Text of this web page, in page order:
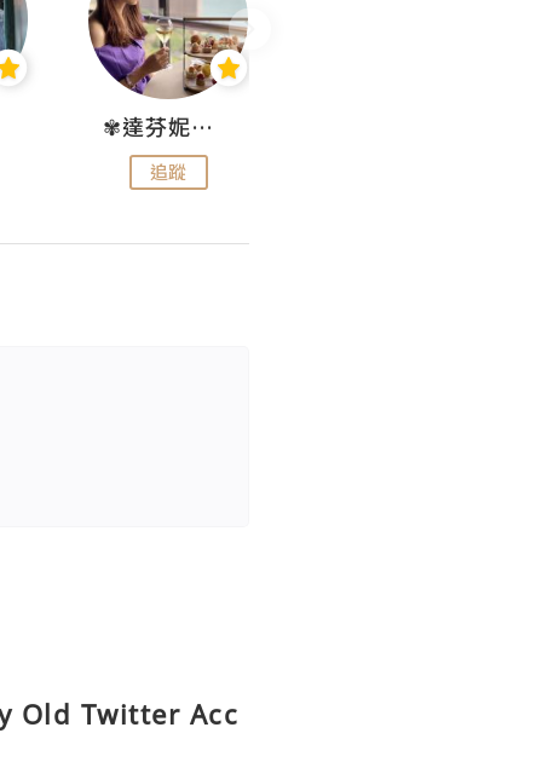
✾達芬妮•愛孩子•愛生活✾
追蹤
Old Twitter Acc